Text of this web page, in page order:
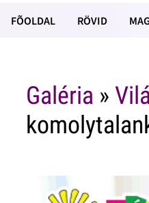
FÕOLDAL RÖVID
Galéria »